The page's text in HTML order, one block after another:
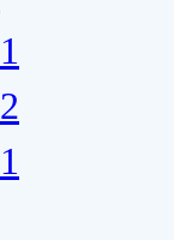
1
2
1